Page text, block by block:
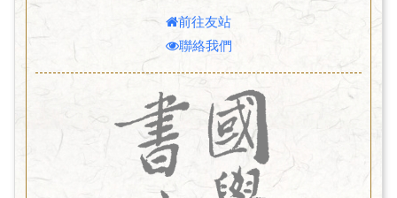
前往友站
聯絡我們